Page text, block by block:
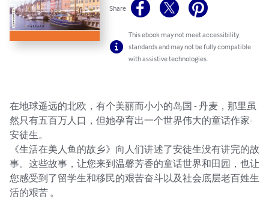
Share
This ebook may not meet accessibility
standards and may not be fully compatible
with assistive technologies.
在地球遥远的北欧，有个美丽而小小的岛国 - 丹麦，那里虽
然只有五百万人口，但她孕育出一个世界伟大的童话作家-
安徒生。
《生活在美人鱼的故乡》向人们讲述了安徒生没有讲完的故
事。这些故事，让您来到温馨芳香的童话世界和田园，也让
您感受到了留学生和移民的艰苦奋斗以及社会底层老百姓生
活的艰苦 。